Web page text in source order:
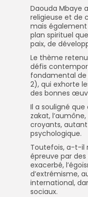
Daouda Mbaye
religieuse et de
mais également
plan spirituel
paix, de
Le thème
défis
fondamental de
2), qui exhorte
des bonnes
Il a souligné
zakat,
croyants,
psychologique.
Toutefois, a-t-il
épreuve par
exacerbé,
d’extrémisme,
international,
sociaux.